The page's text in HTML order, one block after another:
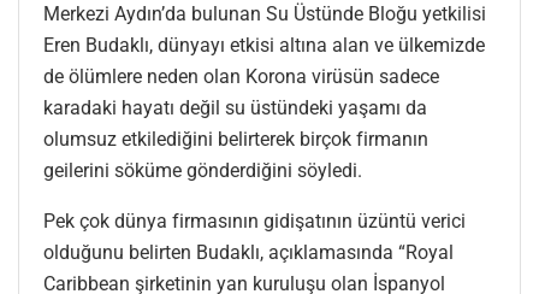
Merkezi Aydın’da bulunan Su Üstünde Bloğu yetkilisi
Eren Budaklı, dünyayı etkisi altına alan ve ülkemizde
de ölümlere neden olan Korona virüsün sadece
karadaki hayatı değil su üstündeki yaşamı da
olumsuz etkilediğini belirterek birçok firmanın
geilerini söküme gönderdiğini söyledi.
Pek çok dünya firmasının gidişatının üzüntü verici
olduğunu belirten Budaklı, açıklamasında “Royal
Caribbean şirketinin yan kuruluşu olan İspanyol